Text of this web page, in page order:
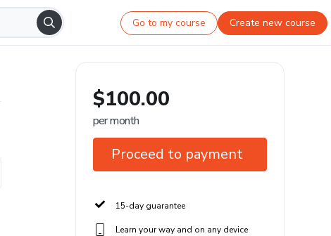
Go to my course Create new course
$100.00
per month
Proceed to payment
15-day guarantee
Learn your way and on any device